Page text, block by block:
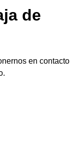
de
en contacto